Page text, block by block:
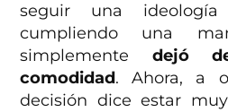
seguir una
cumpliendo una
simplemente dejó
comodidad. Ahora, a
decisión dice estar